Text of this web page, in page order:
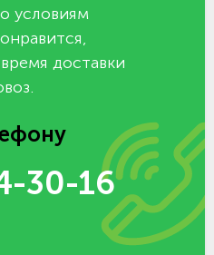
условиям
доставки
30-16